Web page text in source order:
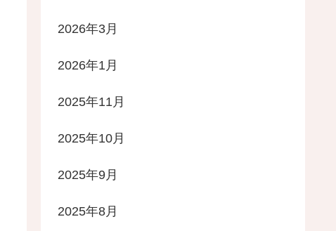
2026年3月
2026年1月
2025年11月
2025年10月
2025年9月
2025年8月